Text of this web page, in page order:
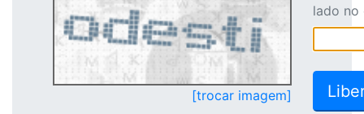
[trocar imagem]
lado no